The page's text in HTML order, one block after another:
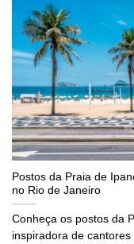
Postos da Praia de
no Rio de Janeiro
Conheça os postos da
inspiradora de cantores